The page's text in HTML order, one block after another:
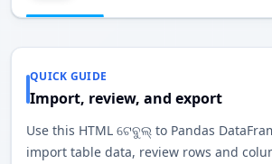
QUICK GUIDE
Import, review, and export
Use this HTML ଟେବୁଲ୍ to Pandas
import table data, review rows and